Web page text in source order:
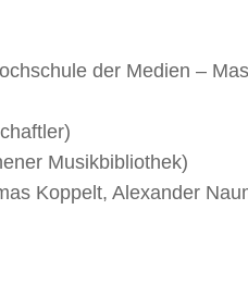
der Medien –
Musikbibliothek)
Koppelt, Alexander